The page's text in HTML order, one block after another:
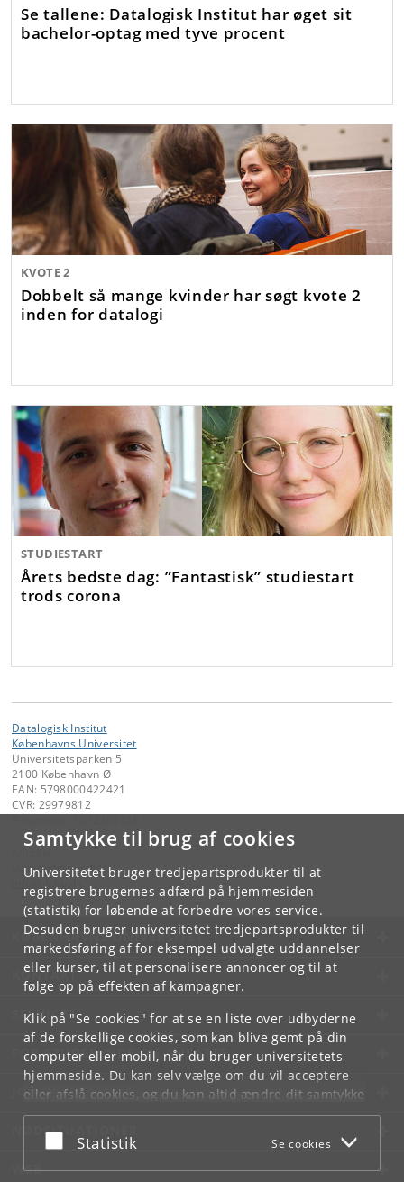
Samtykke til brug af cookies
Universitetet bruger tredjepartsprodukter til at
registrere brugernes adfærd på hjemmesiden
(statistik) for løbende at forbedre vores service.
Desuden bruger universitetet tredjepartsprodukter til
markedsføring af for eksempel udvalgte uddannelser
eller kurser, til at personalisere annoncer og til at
følge op på effekten af kampagner.
Klik på "Se cookies" for at se en liste over udbyderne
af de forskellige cookies, som kan blive gemt på din
computer eller mobil, når du bruger universitetets
hjemmeside. Du kan selv vælge om du vil acceptere
eller afslå cookies, og du kan altid ændre dit samtykke
underCookie- og privatlivspolitiksom du finder i
bunden af hver side.
Acceptér eller afslå
Statistik Se cookies
Se tallene: Datalogisk Institut har øget sit
bachelor-optag med tyve procent
KVOTE 2
Dobbelt så mange kvinder har søgt kvote 2
inden for datalogi
STUDIESTART
Årets bedste dag: ”Fantastisk” studiestart
trods corona
Datalogisk Institut
Københavns Universitet
Universitetsparken 5
2100 København Ø
EAN: 5798000422421
CVR: 29979812
Datalogisk Institut
KØBENHAVNS UNIVERSITET
KONTAKT
SERVICES
FOR STUDERENDE OG ANSATTE
JOB OG KARRIERE
NØDSITUATIONER
WEB